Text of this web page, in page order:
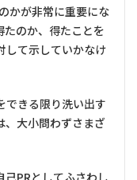
かが非常に重要にな
たのか、得たことを
して示していかなけ
できる限り洗い出す
、大小問わずさまざ